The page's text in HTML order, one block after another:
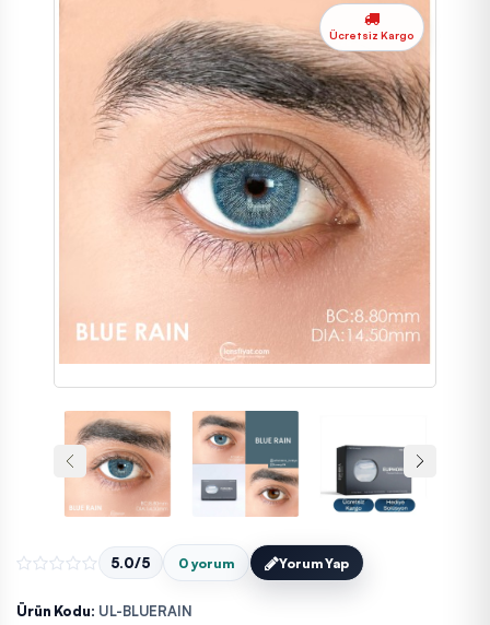
Ücretsiz Kargo
5.0/5 0 yorum Yorum Yap
Ürün Kodu: UL-BLUERAIN